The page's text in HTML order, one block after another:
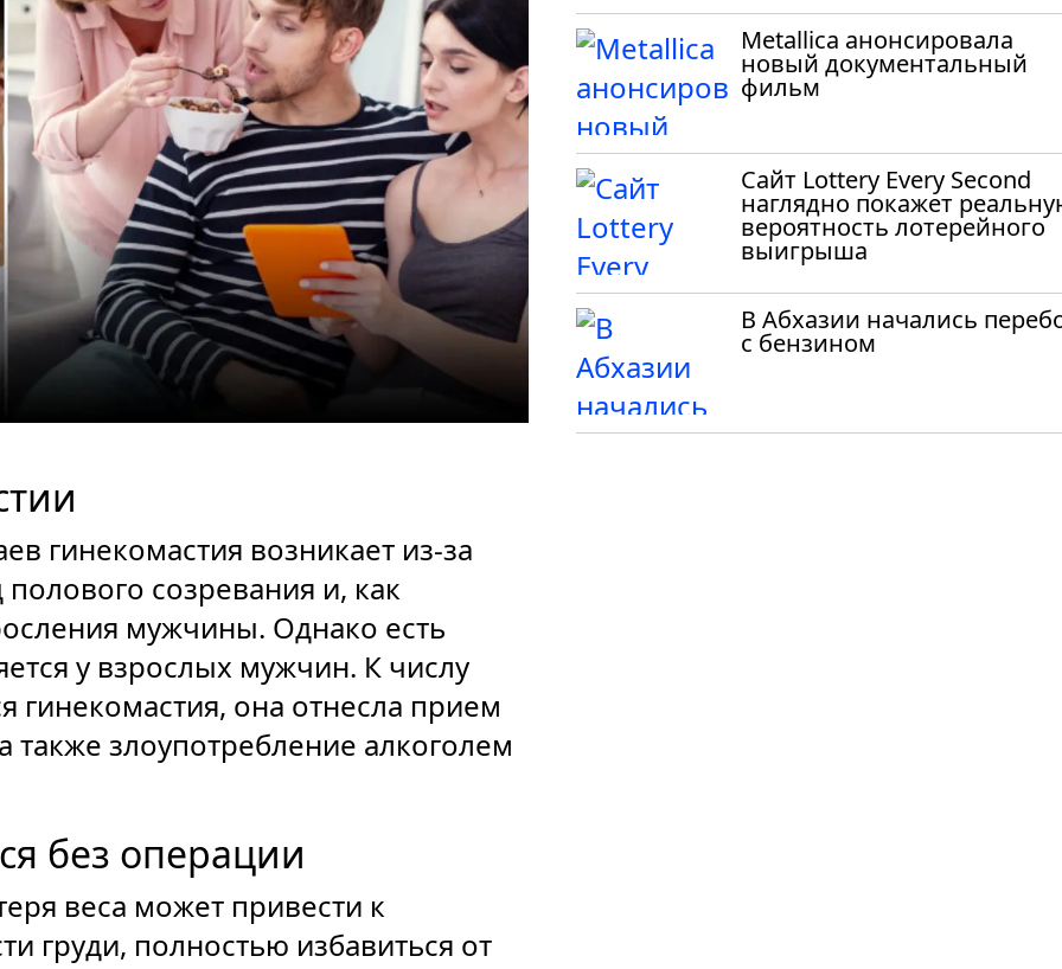
гинекомастия возникает из-за
созревания и, как
мужчины. Однако есть
у взрослых мужчин. К числу
она отнесла прием
злоупотребление алкоголем
без операции
веса может привести к
груди, полностью избавиться от
Metallica анонсировала
новый документальный
фильм
Сайт Lottery Every Second
наглядно покажет
вероятность лотерейного
выигрыша
В Абхазии начались
с бензином